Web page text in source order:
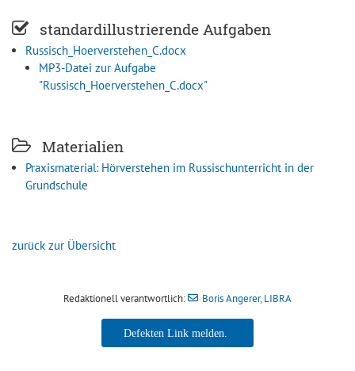
standardillustrierende Aufgaben
Russisch_Hoerverstehen_C.docx
MP3-Datei zur Aufgabe
"Russisch_Hoerverstehen_C.docx"
Materialien
Praxismaterial: Hörverstehen im Russischunterricht in der
Grundschule
zurück zur Übersicht
Redaktionell verantwortlich: Boris Angerer, LIBRA
Boris Angerer, LIBRA